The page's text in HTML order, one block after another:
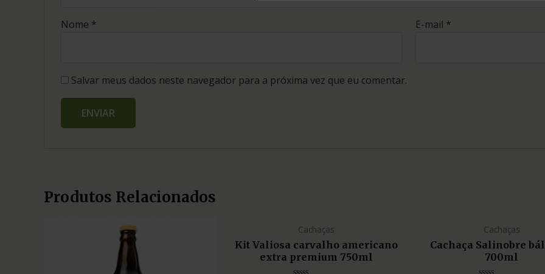
Nome * E-mail *
Salvar meus dados neste navegador para a próxima vez que eu comentar.
Produtos Relacionados
Cachaças
Kit Valiosa carvalho americano
extra premium 750ml
Cachaças
Cachaça Salinobre
700ml